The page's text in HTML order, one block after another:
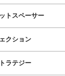
トスペーサー
クション
ラテジー